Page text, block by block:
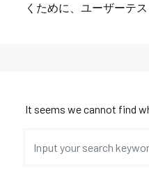
くために、ユーザーテ
It seems we cannot find